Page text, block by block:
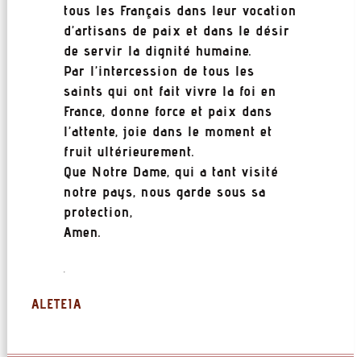
tous les Français dans leur vocation
d’artisans de paix et dans le désir
de servir la dignité humaine.
Par l’intercession de tous les
saints qui ont fait vivre la foi en
France, donne force et paix dans
l’attente, joie dans le moment et
fruit ultérieurement.
Que Notre Dame, qui a tant visité
notre pays, nous garde sous sa
protection,
Amen.
.
ALETEIA